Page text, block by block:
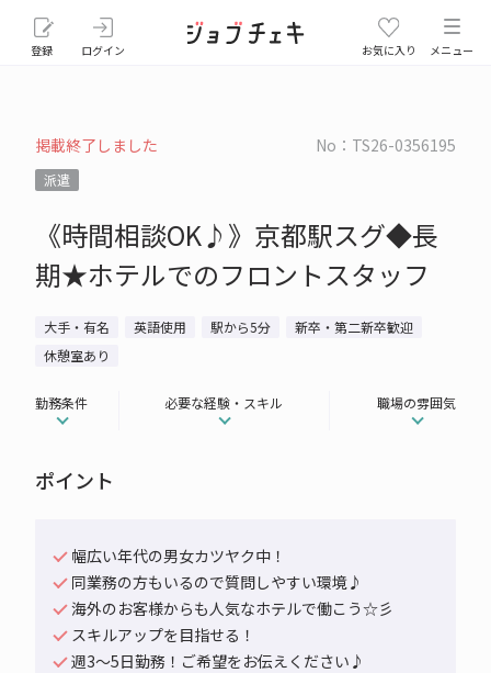
登録 ログイン お気に入り メニュー
掲載終了しました No：TS26-0356195
派遣
《時間相談OK♪》京都駅スグ◆長
期★ホテルでのフロントスタッフ
大手・有名 英語使用 駅から5分
新卒・第二新卒歓迎
休憩室あり
勤務条件 必要な経験・スキル 職場の雰囲気
ポイント
幅広い年代の男女カツヤク中！
同業務の方もいるので質問しやすい環境♪
海外のお客様からも人気なホテルで働こう☆彡
スキルアップを目指せる！
週3～5日勤務！ご希望をお伝えください♪